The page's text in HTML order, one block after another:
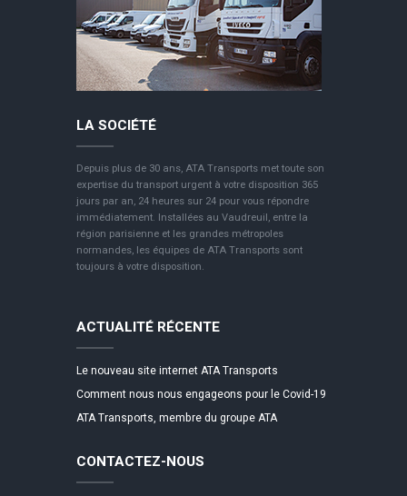
LA SOCIÉTÉ
Depuis plus de 30 ans, ATA Transports met toute son
expertise du transport urgent à votre disposition 365
jours par an, 24 heures sur 24 pour vous répondre
immédiatement. Installées au Vaudreuil, entre la
région parisienne et les grandes métropoles
normandes, les équipes de ATA Transports sont
toujours à votre disposition.
ACTUALITÉ RÉCENTE
Le nouveau site internet ATA Transports
Comment nous nous engageons pour le Covid-19
ATA Transports, membre du groupe ATA
CONTACTEZ-NOUS